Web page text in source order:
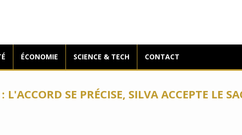
ÉCONOMIE SCIENCE & TECH CONTACT
SE PRÉCISE, SILVA ACCEPTE LE